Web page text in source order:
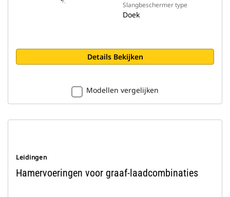
Slangbeschermer type
Doek
Details Bekijken
Modellen vergelijken
Leidingen
Hamervoeringen voor graaf-laadcombinaties